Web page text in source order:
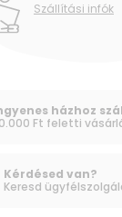
Szállítási infók
házhoz
Ft feletti
Kérdésed van?
Keresd